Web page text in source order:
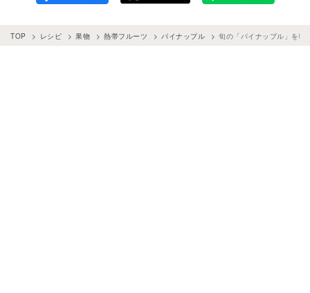
TOP レシピ 果物 熱帯フルーツ パイナップル 旬の「パイナップル」を味